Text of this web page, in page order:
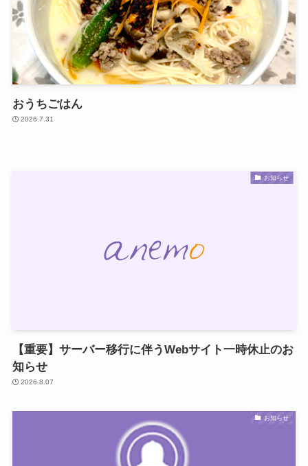
おうちごはん
2026.7.31
お知らせ
【重要】サーバー移行に伴うWebサイト一時休止のお
知らせ
2026.8.07
お知らせ